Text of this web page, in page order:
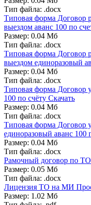
Тип файла: .docx
Типовая форма Договор
выездом аванс 100 по
Размер: 0.04 Мб
Тип файла: .docx
Типовая форма Договор
выездом единоразовый
Размер: 0.04 Мб
Тип файла: .docx
Типовая форма Договор
100 по счёту Скачать
Размер: 0.04 Мб
Тип файла: .docx
Типовая форма Договор
единоразовый аванс 100
Размер: 0.04 Мб
Тип файла: .docx
Рамочный договор по ТО
Размер: 0.05 Мб
Тип файла: .docx
Лицензия ТО на МИ
Размер: 1.02 Мб